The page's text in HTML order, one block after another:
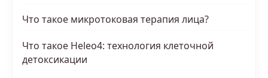
Что такое микротоковая терапия лица?
Что такое Heleo4: технология клеточной
детоксикации